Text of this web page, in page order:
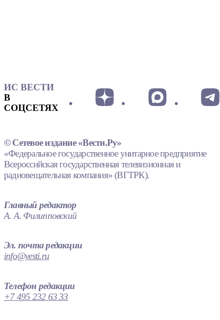
ИС ВЕСТИ
В
СОЦСЕТЯХ
© Сетевое издание «Вести.Ру»
«Федеральное государственное унитарное предприятие
Всероссийская государственная телевизионная и
радиовещательная компания» (ВГТРК).
Главный редактор
А. А. Филипповский
Эл. почта редакции
info@vesti.ru
Телефон редакции
+7 495 232 63 33